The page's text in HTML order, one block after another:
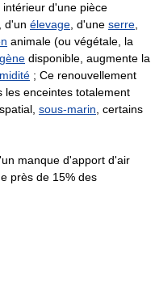
intérieur d'une pièce
d'un élevage , d'une serre
animale (ou végétale, la
disponible, augmente la
; Ce renouvellement
les enceintes totalement
sous-marin , certains
manque d'apport d'air
près de 15% des